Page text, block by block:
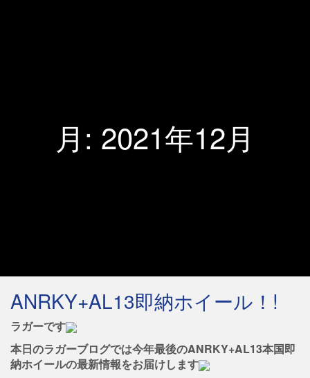
月: 2021年12月
ANRKY+AL13即納ホイール！!
ラガーです
本日のラガーブログでは今年最後のANRKY+AL13本国即
納ホイールの最新情報をお届けします